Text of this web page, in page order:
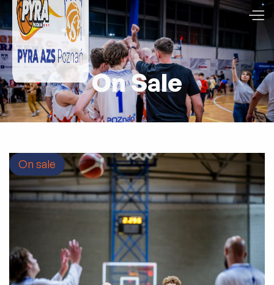
On Sale
On sale